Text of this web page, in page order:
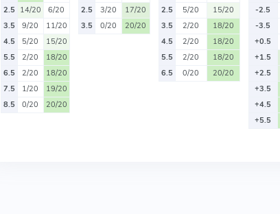
2.5 14/20
6/20
3.5
9/20
11/20
4.5
5/20
15/20
5.5
2/20
18/20
6.5
2/20
18/20
7.5
1/20
19/20
8.5
0/20 20/20
2.5
3/20
17/20
3.5
0/20 20/20
2.5
5/20
15/20
3.5
2/20
18/20
4.5
2/20
18/20
5.5
2/20
18/20
6.5
0/20 20/20
-2.5
-3.5
+0.5
+1.5
+2.5
+3.5
+4.5
+5.5